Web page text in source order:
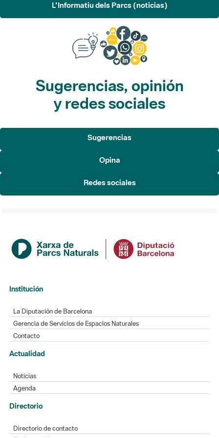
L'Informatiu dels Parcs (noticias)
Sugerencias, opinión
y redes sociales
Sugerencias
Opina
Redes sociales
Institución
La Diputación de Barcelona
Gerencia de Servicios de Espacios Naturales
Contacto
Actualidad
Noticias
Agenda
Directorio
Directorio de contacto